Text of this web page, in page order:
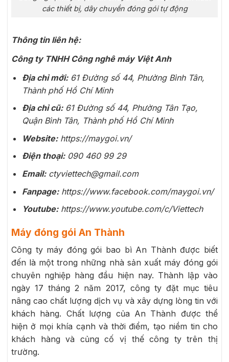
các thiết bị, dây chuyền đóng gói tự động
Thông tin liên hệ:
Công ty TNHH Công nghê máy Việt Anh
Địa chỉ mới:61 Đường số 44, Phường Bình Tân,
Thành phố Hồ Chí Minh
Địa chỉ cũ:61 Đường số 44, Phường Tân Tạo,
Quận Bình Tân, Thành phố Hồ Chí Minh
Website:https://maygoi.vn/
Điện thoại:090 460 99 29
Email:ctyviettech@gmail.com
Fanpage:https://www.facebook.com/maygoi.vn/
Youtube:https://www.youtube.com/c/Viettech
Máy đóng gói An Thành
Công ty máy đóng gói bao bì An Thành được biết
đến là một trong những nhà sản xuất máy đóng gói
chuyên nghiệp hàng đầu hiện nay. Thành lập vào
ngày 17 tháng 2 năm 2017, công ty đặt mục tiêu
nâng cao chất lượng dịch vụ và xây dựng lòng tin với
khách hàng. Chất lượng của An Thành được thể
hiện ở mọi khía cạnh và thời điểm, tạo niềm tin cho
khách hàng và củng cố vị thế công ty trên thị
trường.